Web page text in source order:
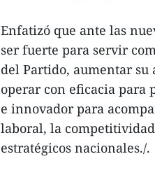
Enfatizó que ante las
ser fuerte para servir
del Partido, aumentar
operar con eficacia para
e innovador para
laboral, la
estratégicos nacionales./.